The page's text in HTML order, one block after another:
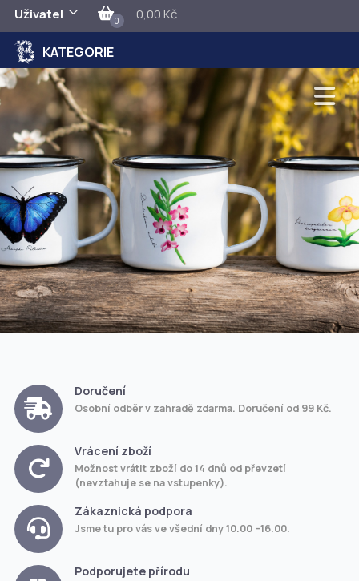
Uživatel 0 0,00 Kč
KATEGORIE
Doručení
Osobní odběr v zahradě zdarma. Doručení od 99 Kč.
Vrácení zboží
Možnost vrátit zboží do 14 dnů od převzetí
(nevztahuje se na vstupenky).
Zákaznická podpora
Jsme tu pro vás ve všední dny 10.00 –16.00.
Podporujete přírodu